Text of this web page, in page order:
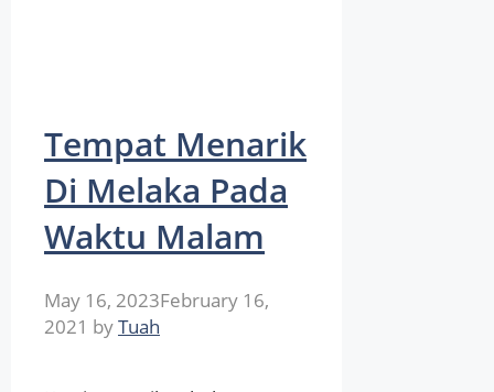
Tempat Menarik
Di Melaka Pada
Waktu Malam
May 16, 2023February 16,
2021 byTuah